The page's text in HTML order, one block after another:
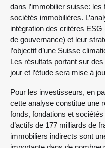
dans l’immobilier suisse:
sociétés immobilières.
intégration des critères
de gouvernance) et leur
l’objectif d’une Suisse
Les résultats portant sur
jour et l’étude sera mise à
Pour les investisseurs, en
cette analyse constitue une
fonds, fondations et
d’actifs de 177 milliards de
immobiliers indirects sont